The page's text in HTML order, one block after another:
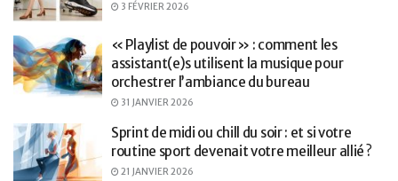
3 FÉVRIER 2026
« Playlist de pouvoir » : comment les
assistant(e)s utilisent la musique pour
orchestrer l’ambiance du bureau
31 JANVIER 2026
Sprint de midi ou chill du soir : et si votre
routine sport devenait votre meilleur allié ?
21 JANVIER 2026